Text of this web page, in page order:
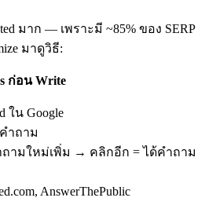
มาก — เพราะมี ~85% ของ SERP
มาดูวิธี:
ก่อน Write
ใน Google
ำถาม
ามใหม่เพิ่ม → คลิกอีก = ได้คำถาม
AnswerThePublic